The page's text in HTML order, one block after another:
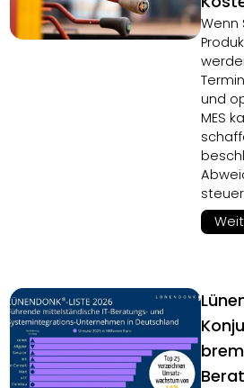
Wenn
und
MES